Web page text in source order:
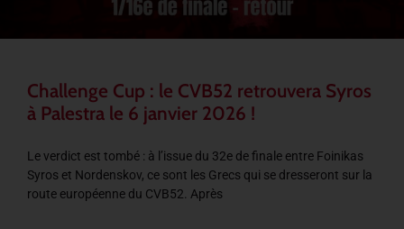
Challenge Cup : le CVB52 retrouvera Syros
à Palestra le 6 janvier 2026 !
Le verdict est tombé : à l’issue du 32e de finale entre Foinikas
Syros et Nordenskov, ce sont les Grecs qui se dresseront sur la
route européenne du CVB52. Après